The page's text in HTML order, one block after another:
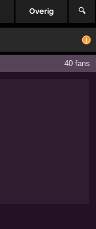
Overig 🔍
40 fans